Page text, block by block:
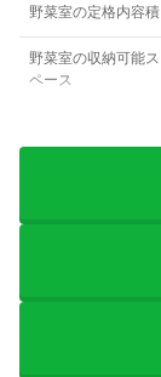
野菜室の定格内容積
野菜室の収納可能ス
ペース